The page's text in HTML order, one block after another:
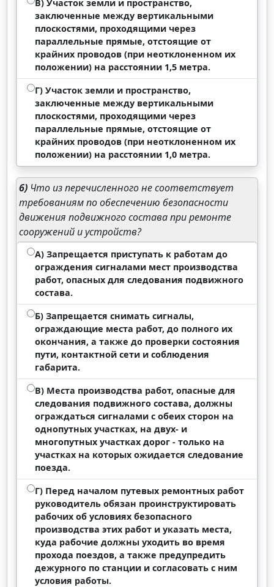
В) Участок земли и пространство,
заключенные между вертикальными
плоскостями, проходящими через
параллельные прямые, отстоящие от
крайних проводов (при неотклоненном их
положении) на расстоянии 1,5 метра.
Г) Участок земли и пространство,
заключенные между вертикальными
плоскостями, проходящими через
параллельные прямые, отстоящие от
крайних проводов (при неотклоненном их
положении) на расстоянии 1,0 метра.
6) Что из перечисленного не соответствует
требованиям по обеспечению безопасности
движения подвижного состава при ремонте
сооружений и устройств?
А) Запрещается приступать к работам до
ограждения сигналами мест производства
работ, опасных для следования подвижного
состава.
Б) Запрещается снимать сигналы,
ограждающие места работ, до полного их
окончания, а также до проверки состояния
пути, контактной сети и соблюдения
габарита.
В) Места производства работ, опасные для
следования подвижного состава, должны
ограждаться сигналами с обеих сторон на
однопутных участках, на двух- и
многопутных участках дорог - только на
участках на которых ожидается следование
поезда.
Г) Перед началом путевых ремонтных работ
руководитель обязан проинструктировать
рабочих об условиях безопасного
производства этих работ и указать места,
куда рабочие должны уходить во время
прохода поездов, а также предупредить
дежурного по станции и согласовать с ним
условия работы.